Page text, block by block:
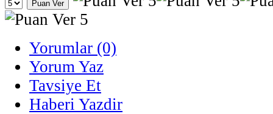
Yorumlar (0)
Yorum Yaz
Tavsiye Et
Haberi Yazdir